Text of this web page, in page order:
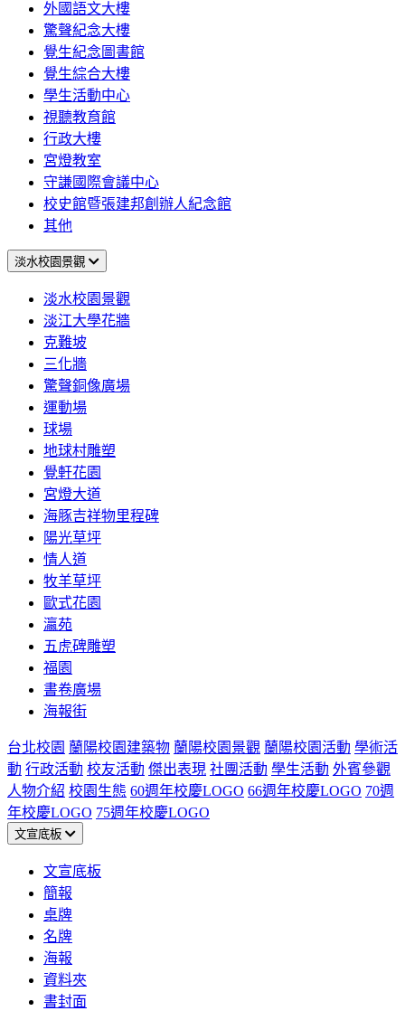
外國語文大樓
驚聲紀念大樓
覺生紀念圖書館
覺生綜合大樓
學生活動中心
視聽教育館
行政大樓
宮燈教室
守謙國際會議中心
校史館暨張建邦創辦人紀念館
其他
淡水校園景觀
淡水校園景觀
淡江大學花牆
克難坡
三化牆
驚聲銅像廣場
運動場
球場
地球村雕塑
覺軒花園
宮燈大道
海豚吉祥物里程碑
陽光草坪
情人道
牧羊草坪
歐式花園
瀛苑
五虎碑雕塑
福園
書卷廣場
海報街
台北校園 蘭陽校園建築物 蘭陽校園景觀 蘭陽校園活動 學術活
動 行政活動 校友活動 傑出表現 社團活動 學生活動 外賓參觀
人物介紹 校園生態 60週年校慶LOGO 66週年校慶LOGO 70週
年校慶LOGO 75週年校慶LOGO
文宣底板
文宣底板
簡報
桌牌
名牌
海報
資料夾
書封面